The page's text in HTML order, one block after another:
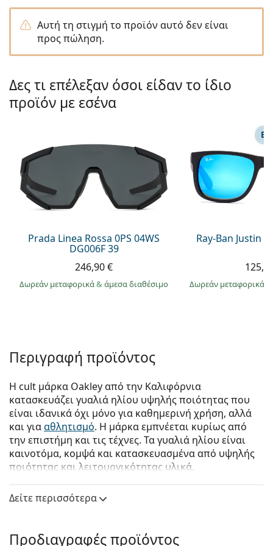
Persol
Prada
Όλες οι μάρκες
Αυτή τη στιγμή το προϊόν αυτό δεν είναι
προς πώληση.
Δες τι επέλεξαν όσοι είδαν το ίδιο
προϊόν με εσένα
Prada Linea Rossa 0PS 04WS
DG006F 39
246,90 €
Δωρεάν μεταφορικά& άμεσα διαθέσιμο
Ray-Ban Justin
Δωρεάν μεταφορικά
Περιγραφή προϊόντος
Η cult μάρκα Oakley από την Καλιφόρνια
κατασκευάζει γυαλιά ηλίου υψηλής ποιότητας που
είναι ιδανικά όχι μόνο για καθημερινή χρήση, αλλά
και γιααθλητισμό. Η μάρκα εμπνέεται κυρίως από
την επιστήμη και τις τέχνες. Τα γυαλιά ηλίου είναι
καινοτόμα, κομψά και κατασκευασμένα από υψηλής
ποιότητας και λειτουργικότητας υλικά.
Oakley Leffingwell OO 9100 05 57είναι αντρικά γυαλιά
ηλίου.
με τη λειτουργία του Εικονικού καθρέφτη του
Δείτε περισσότερα
Προδιαγραφές προϊόντος